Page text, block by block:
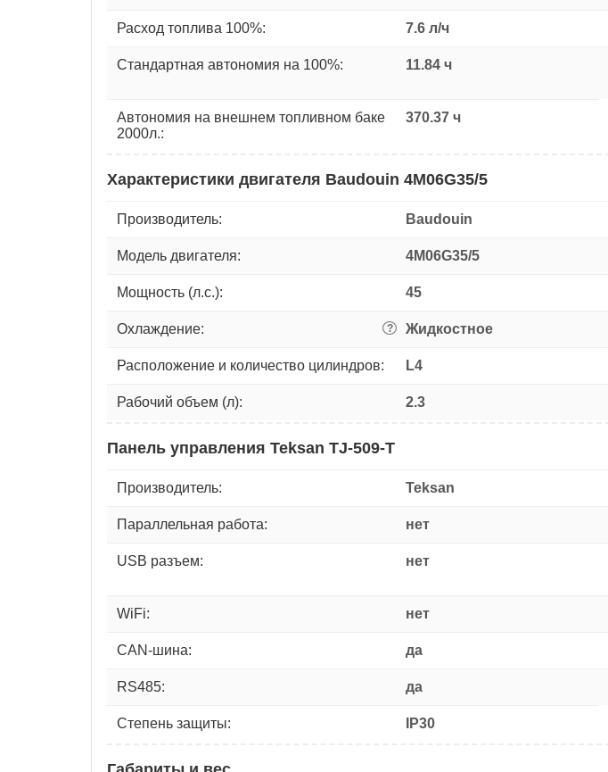
Расход топлива 100%: 7.6 л/ч
Стандартная автономия на 100%: 11.84 ч
Автономия на внешнем топливном баке
2000л.:
370.37 ч
Характеристики двигателя Baudouin 4M06G35/5
Производитель: Baudouin
Модель двигателя: 4M06G35/5
Мощность (л.с.): 45
Охлаждение: ? Жидкостное
Расположение и количество цилиндров: L4
Рабочий объем (л): 2.3
Панель управления Teksan TJ-509-T
Производитель: Teksan
Параллельная работа: нет
USB разъем: нет
WiFi: нет
CAN-шина: да
RS485: да
Степень защиты: IP30